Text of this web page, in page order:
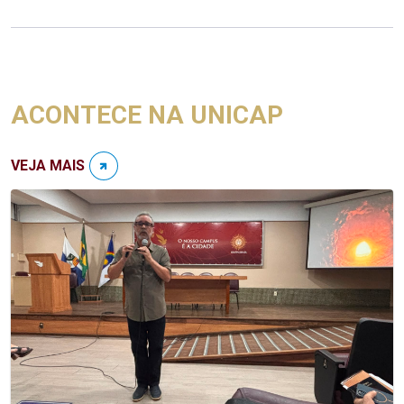
ACONTECE NA UNICAP
VEJA MAIS